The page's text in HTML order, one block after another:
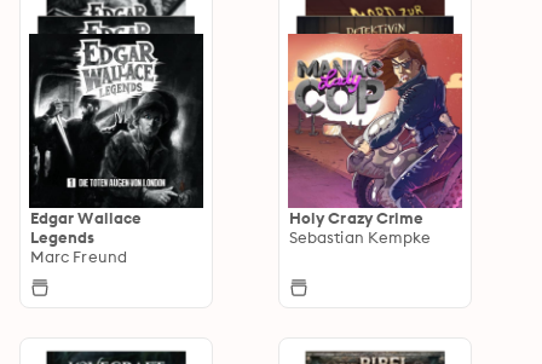
Edgar Wallace
Legends
Marc Freund
Holy Crazy Crime
Sebastian Kempke